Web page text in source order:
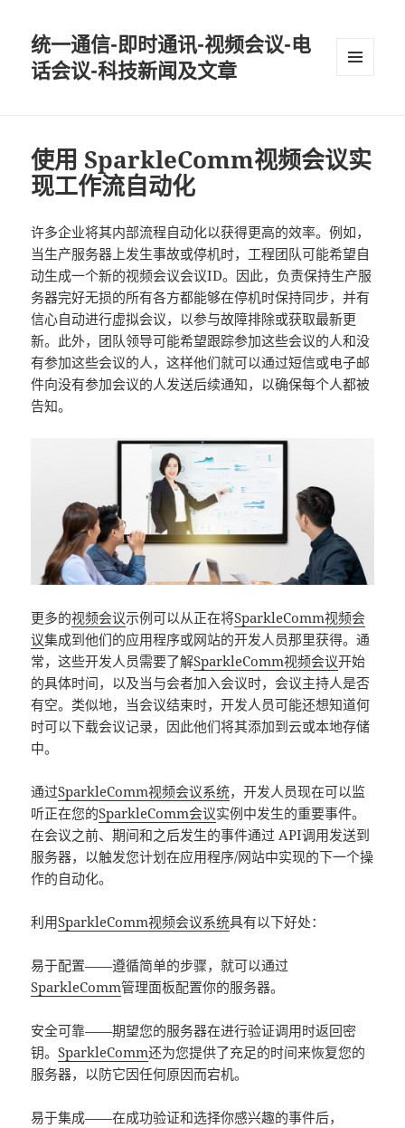
统一通信-即时通讯-视频会议-电
话会议-科技新闻及文章
使用 SparkleComm视频会议实
现工作流自动化
许多企业将其内部流程自动化以获得更高的效率。例如，
当生产服务器上发生事故或停机时，工程团队可能希望自
动生成一个新的视频会议会议ID。因此，负责保持生产服
务器完好无损的所有各方都能够在停机时保持同步，并有
信心自动进行虚拟会议，以参与故障排除或获取最新更
新。此外，团队领导可能希望跟踪参加这些会议的人和没
有参加这些会议的人，这样他们就可以通过短信或电子邮
件向没有参加会议的人发送后续通知，以确保每个人都被
告知。
更多的视频会议示例可以从正在将SparkleComm视频会
议集成到他们的应用程序或网站的开发人员那里获得。通
常，这些开发人员需要了解SparkleComm视频会议开始
的具体时间，以及当与会者加入会议时，会议主持人是否
有空。类似地，当会议结束时，开发人员可能还想知道何
时可以下载会议记录，因此他们将其添加到云或本地存储
中。
通过SparkleComm视频会议系统，开发人员现在可以监
听正在您的SparkleComm会议实例中发生的重要事件。
在会议之前、期间和之后发生的事件通过 API调用发送到
服务器，以触发您计划在应用程序/网站中实现的下一个操
作的自动化。
利用SparkleComm视频会议系统具有以下好处：
易于配置——遵循简单的步骤，就可以通过
SparkleComm管理面板配置你的服务器。
安全可靠——期望您的服务器在进行验证调用时返回密
钥。SparkleComm还为您提供了充足的时间来恢复您的
服务器，以防它因任何原因而宕机。
易于集成——在成功验证和选择你感兴趣的事件后，